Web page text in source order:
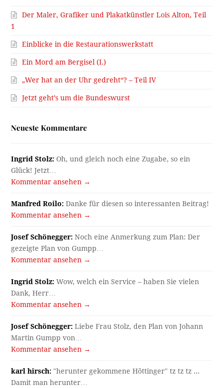
Der Maler, Grafiker und Plakatkünstler Lois Alton, Teil
1
Einblicke in die Restaurationswerkstatt
Ein Mord am Bergisel (I.)
„Wer hat an der Uhr gedreht“? – Teil IV
Jetzt geht’s um die Bundeswurst
Neueste Kommentare
Ingrid Stolz: Oh, und gleich noch eine Zugabe, so ein
Glück! Jetzt…
Kommentar ansehen →
Manfred Roilo: Danke für diesen so interessanten Beitrag!
Kommentar ansehen →
Josef Schönegger: Noch eine Anmerkung zum Plan: Der
gezeigte Plan von Gumpp…
Kommentar ansehen →
Ingrid Stolz: Wow, welch ein Service – haben Sie vielen
Dank, Herr…
Kommentar ansehen →
Josef Schönegger: Liebe Frau Stolz, den Plan von Johann
Martin Gumpp von…
Kommentar ansehen →
karl hirsch: "herunter gekommene Höttinger" tz tz tz ...
Damit man herunter…